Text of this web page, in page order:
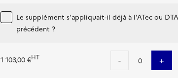
Le supplément s'appliquait-il déjà à l'ATec ou DTA
précédent ?
1 103,00 €HT - 0 +